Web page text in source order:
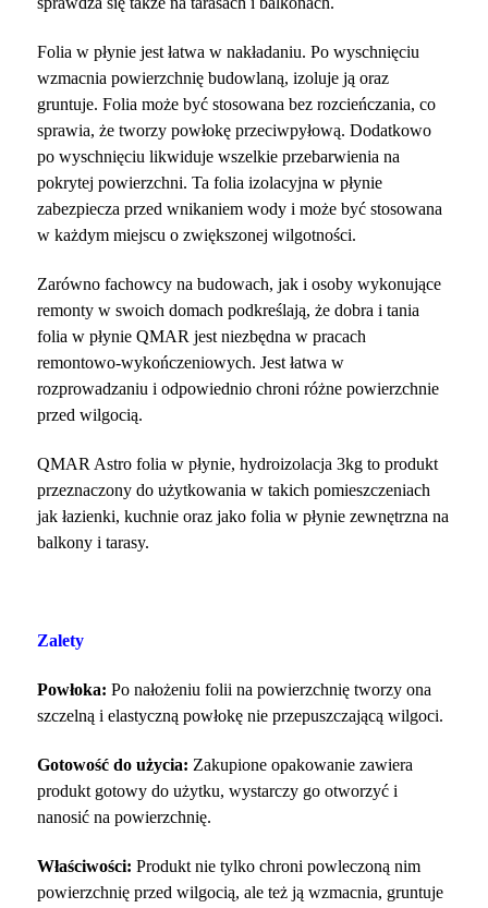
Folia w płynie jest łatwa w nakładaniu. Po wyschnięciu
wzmacnia powierzchnię budowlaną, izoluje ją oraz
gruntuje. Folia może być stosowana bez rozcieńczania, co
sprawia, że tworzy powłokę przeciwpyłową. Dodatkowo
po wyschnięciu likwiduje wszelkie przebarwienia na
pokrytej powierzchni. Ta folia izolacyjna w płynie
zabezpiecza przed wnikaniem wody i może być stosowana
w każdym miejscu o zwiększonej wilgotności.
Zarówno fachowcy na budowach, jak i osoby wykonujące
remonty w swoich domach podkreślają, że dobra i tania
folia w płynie QMAR jest niezbędna w pracach
remontowo-wykończeniowych. Jest łatwa w
rozprowadzaniu i odpowiednio chroni różne powierzchnie
przed wilgocią.
QMAR Astro folia w płynie, hydroizolacja 3kg to produkt
przeznaczony do użytkowania w takich pomieszczeniach
jak łazienki, kuchnie oraz jako folia w płynie zewnętrzna na
balkony i tarasy.
Zalety
Powłoka: Po nałożeniu folii na powierzchnię tworzy ona
szczelną i elastyczną powłokę nie przepuszczającą wilgoci.
Gotowość do użycia: Zakupione opakowanie zawiera
produkt gotowy do użytku, wystarczy go otworzyć i
nanosić na powierzchnię.
Właściwości: Produkt nie tylko chroni powleczoną nim
powierzchnię przed wilgocią, ale też ją wzmacnia, gruntuje